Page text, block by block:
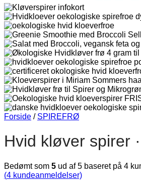
Forside / SPIREFRØ
Hvid kløver spirer
Bedømt som 5 ud af 5 baseret på 4
(4 kundeanmeldelser)